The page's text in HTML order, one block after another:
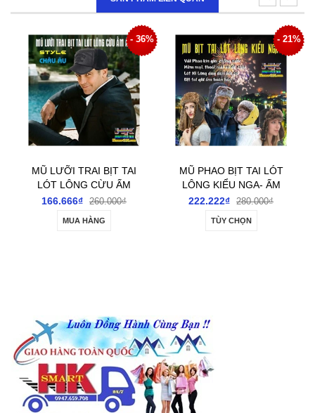
- 36%
MŨ LƯỠI TRAI BỊT TAI
LÓT LÔNG CỪU ẤM
ÁP PHONG CÁCH
166.666₫ 260.000₫
MUA HÀNG
- 21%
MŨ PHAO BỊT TAI LÓT
LÔNG KIỂU NGA- ẤM
ÁP; SÀNH ĐIỆU; THỜI
222.222₫ 280.000₫
TÙY CHỌN